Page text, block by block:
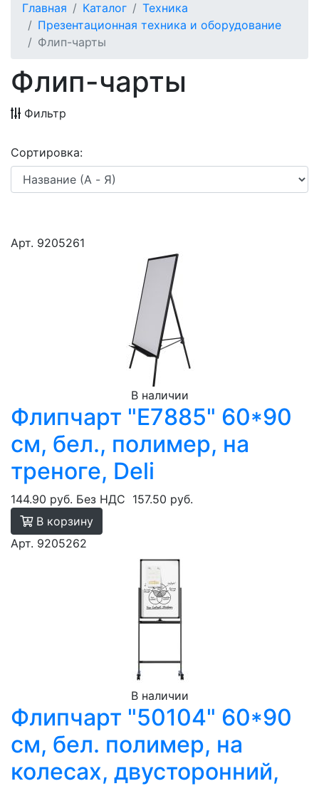
Главная
Каталог
Техника
Презентационная техника и оборудование
Флип-чарты
Флип-чарты
Фильтр
Сортировка:
Арт. 9205261
В наличии
Флипчарт "E7885" 60*90
см, бел., полимер, на
треноге, Deli
144.90 руб. Без НДС 157.50 руб.
В корзину
Арт. 9205262
В наличии
Флипчарт "50104" 60*90
см, бел. полимер, на
колесах, двусторонний,